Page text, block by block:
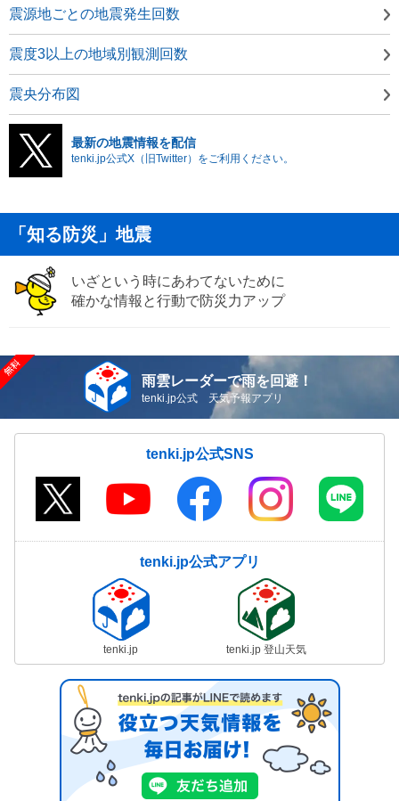
震源地ごとの地震発生回数
震度3以上の地域別観測回数
震央分布図
最新の地震情報を配信
tenki.jp公式X（旧Twitter）をご利用ください。
「知る防災」地震
いざという時にあわてないために
確かな情報と行動で防災力アップ
雨雲レーダーで雨を回避！
tenki.jp公式 天気予報アプリ
tenki.jp公式SNS
tenki.jp公式アプリ
tenki.jp tenki.jp 登山天気